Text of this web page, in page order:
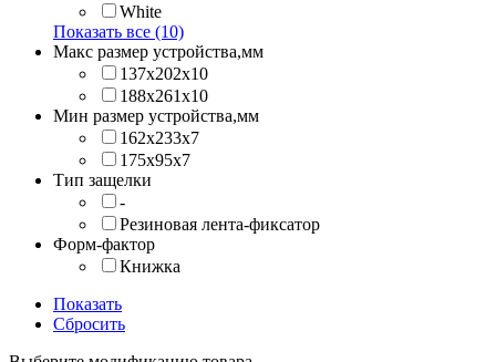
White
Показать все (10)
Макс размер устройства,мм
137х202x10
188х261x10
Мин размер устройства,мм
162x233x7
175x95x7
Тип защелки
-
Резиновая лента-фиксатор
Форм-фактор
Книжка
Показать
Сбросить